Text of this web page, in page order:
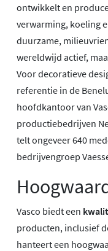
ontwikkelt en
verwarming, koeling
duurzame,
wereldwijd actief,
Voor decoratieve
referentie in de
hoofdkantoor van
productiebedrijven
telt ongeveer 640
bedrijvengroep
Vasco biedt een
producten, inclusief
hanteert een